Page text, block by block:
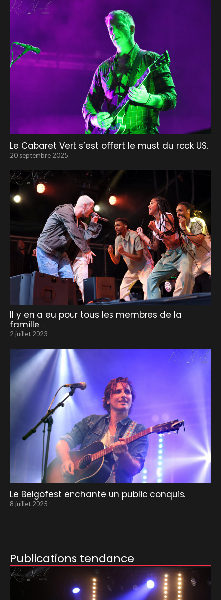
Le Cabaret Vert s’est offert le must du rock US.
20 septembre 2025
Il y en a eu pour tous les membres de la
famille…
2 juillet 2023
Le Belgofest enchante un public conquis.
8 juillet 2025
Publications tendance